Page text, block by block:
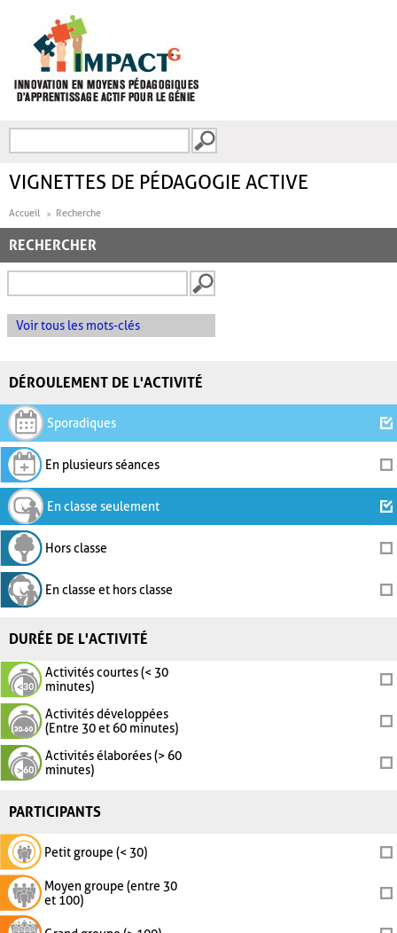
FORMULAIRE DE
VIGNETTES DE PÉDAGOGIE ACTIVE
Accueil Recherche
RECHERCHER
Voir tous les mots-clés
DÉROULEMENT DE L'ACTIVITÉ
Sporadiques
En plusieurs séances
En classe seulement
Hors classe
En classe et hors classe
DURÉE DE L'ACTIVITÉ
Activités courtes (< 30
minutes)
Activités développées
(Entre 30 et 60 minutes)
Activités élaborées (> 60
minutes)
PARTICIPANTS
Petit groupe (< 30)
Moyen groupe (entre 30
et 100)